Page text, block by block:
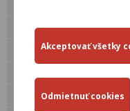
Legislatíva
Činnosti
Technické predpisy